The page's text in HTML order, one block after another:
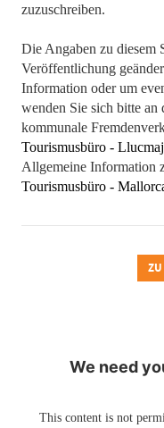
zuzuschreiben.
Die Angaben zu diesem
Veröffentlichung
Information oder um
wenden Sie sich bitte an
kommunale
Tourismusbüro -
Allgemeine Information
Tourismusbüro -
We need
This content is not